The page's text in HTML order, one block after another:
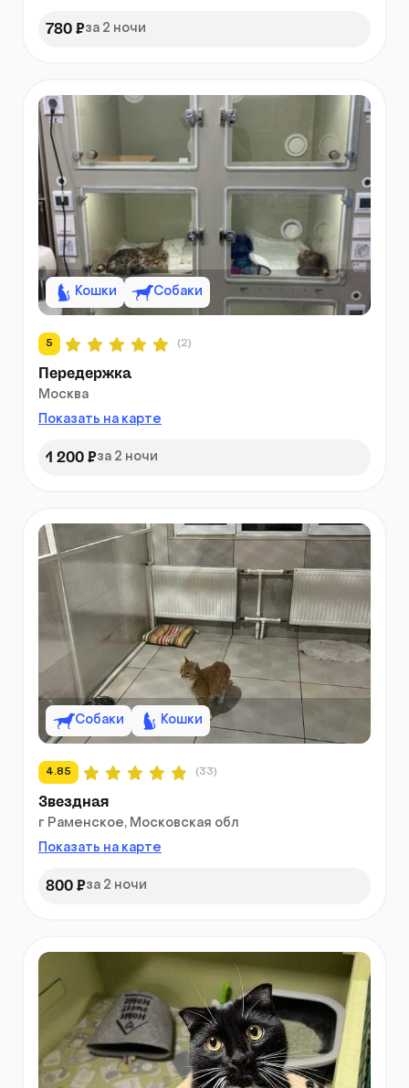
780 ₽за 2 ночи
Кошки Собаки
5 (2)
Передержка
Москва
Показать на карте
1 200 ₽за 2 ночи
Собаки Кошки
4.85 (33)
Звездная
г Раменское, Московская обл
Показать на карте
800 ₽за 2 ночи